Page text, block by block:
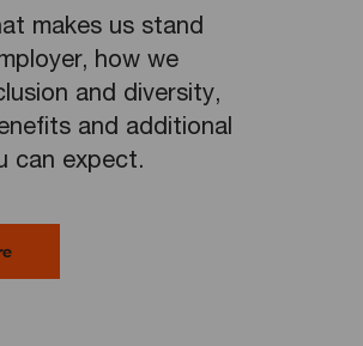
makes us stand
how we
and diversity,
and additional
can expect.